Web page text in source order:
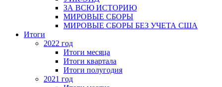
ЗА ВСЮ ИСТОРИЮ
МИРОВЫЕ СБОРЫ
МИРОВЫЕ СБОРЫ БЕЗ УЧЕТА США
Итоги
2022 год
Итоги месяца
Итоги квартала
Итоги полугодия
2021 год